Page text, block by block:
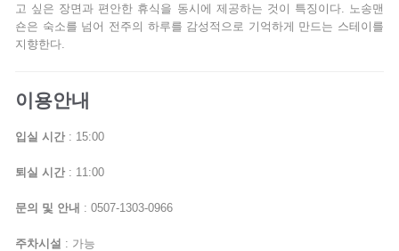
고 싶은 장면과 편안한 휴식을 동시에 제공하는 것이 특징이다. 노송맨
숀은 숙소를 넘어 전주의 하루를 감성적으로 기억하게 만드는 스테이를
지향한다.
이용안내
입실 시간 : 15:00
퇴실 시간 : 11:00
문의 및 안내 : 0507-1303-0966
주차시설 : 가능